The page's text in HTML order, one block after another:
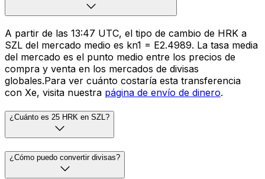
A partir de las 13:47 UTC, el tipo de cambio de HRK a
SZL del mercado medio es kn1 = E2.4989. La tasa media
del mercado es el punto medio entre los precios de
compra y venta en los mercados de divisas
globales.Para ver cuánto costaría esta transferencia
con Xe, visita nuestra página de envío de dinero.
¿Cuánto es 25 HRK en SZL?
¿Cómo puedo convertir divisas?